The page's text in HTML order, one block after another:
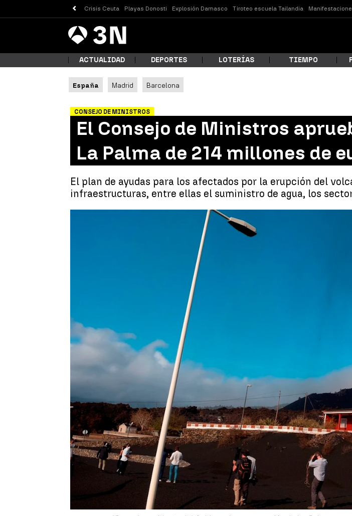
Crisis Ceuta Playas Donosti Explosión Damasco Tiroteo escuela Tailandia
Antena
3 Noticias
¿Qué estás buscando?
Buscar
ACTUALIDAD DEPORTES LOTERÍAS TIEMPO
España Madrid Barcelona
CONSEJO DE MINISTROS
El Consejo de Ministros
La Palma de 214 millones de
El plan de ayudas para los afectados por la erupción del
infraestructuras, entre ellas el suministro de agua, los
El Consejo
Jorge Martínez
05 de octubre de 2021, 15:48
05 de octubre de 2021, 09:53
El Consejo de Ministros ha aprobado este martes, mediante un
plan de ayudas de 214 millones de eurospara los afectados
del volcán de La Palmaque se destinará a la reconstrucción de
entre ellas el suministro de agua, los sectores agrícola y
del empleo.
El presidente del Gobierno, Pedro Sánchez,
anunció el pasado
nuevo paquete de ayudas a la isla que sufre, desde hace ya más
los efectos devastadores
de la erupción del volcán de laCumbre